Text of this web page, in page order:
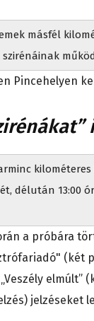
másfél
szirénáinak
Pincehelyen
délután 13:00
a próbára
(két
jelzéseket